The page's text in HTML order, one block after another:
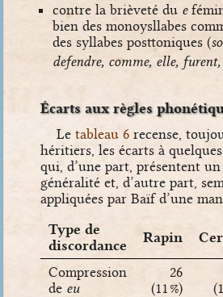
contre la brièveté du e
bien des monoysllabes
des syllabes posttoniques (
defendre, comme, elle,
Écarts aux règles
Le tableau 6 recense,
héritiers, les écarts à
qui, d’une part, présentent
généralité et, d’autre part,
appliquées par Baïf d’une
Type de
discordance
Rapin
Compression
de eu
26
(11 %)